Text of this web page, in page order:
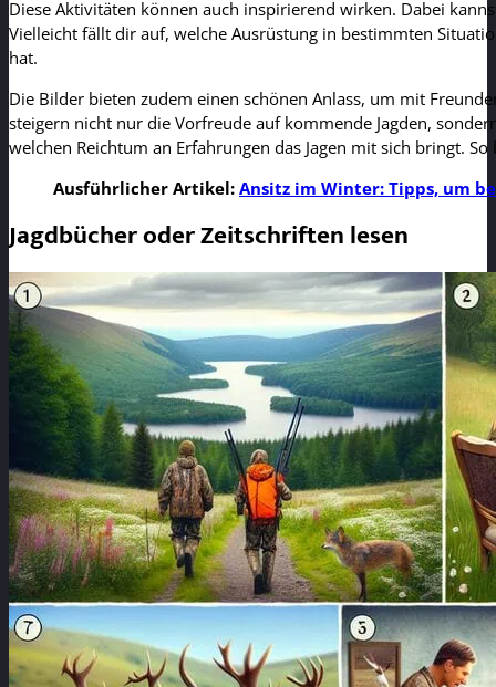
Diese Aktivitäten können auch inspirierend wirken. Dabei
Vielleicht fällt dir auf, welche Ausrüstung in bestimmten
hat.
Die Bilder bieten zudem einen schönen Anlass, um mit
steigern nicht nur die Vorfreude auf kommende Jagden,
welchen Reichtum an Erfahrungen das Jagen mit sich bringt.
Ausführlicher Artikel: Ansitz im Winter: Tipps, um
Jagdbücher oder Zeitschriften lesen